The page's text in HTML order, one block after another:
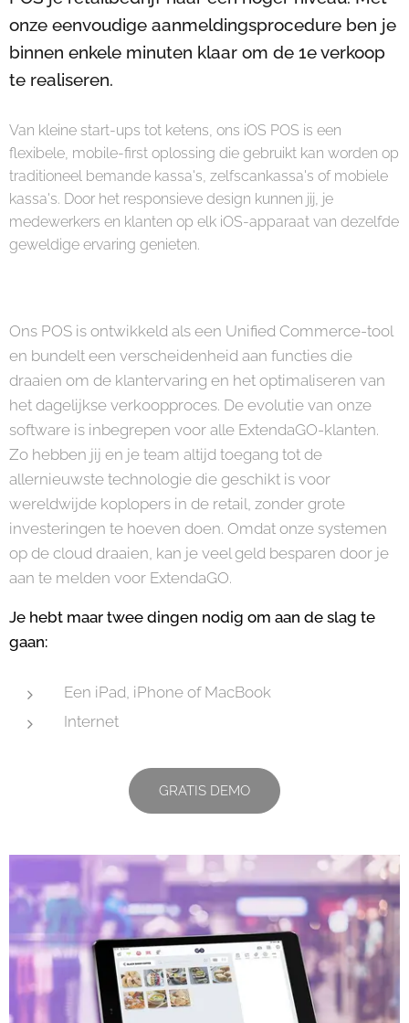
onze eenvoudige aanmeldingsprocedure ben je
binnen enkele minuten klaar om de 1e verkoop
te realiseren.
Van kleine start-ups tot ketens, ons iOS POS is een
flexibele, mobile-first oplossing die gebruikt kan worden op
traditioneel bemande kassa's, zelfscankassa's of mobiele
kassa's. Door het responsieve design kunnen jij, je
medewerkers en klanten op elk iOS-apparaat van dezelfde
geweldige ervaring genieten.
Ons POS is ontwikkeld als een Unified Commerce-tool
en bundelt een verscheidenheid aan functies die
draaien om de klantervaring en het optimaliseren van
het dagelijkse verkoopproces. De evolutie van onze
software is inbegrepen voor alle ExtendaGO-klanten.
Zo hebben jij en je team altijd toegang tot de
allernieuwste technologie die geschikt is voor
wereldwijde koplopers in de retail, zonder grote
investeringen te hoeven doen. Omdat onze systemen
op de cloud draaien, kan je veel geld besparen door je
aan te melden voor ExtendaGO.
Je hebt maar twee dingen nodig om aan de slag te
gaan:
Een iPad, iPhone of MacBook
Internet
GRATIS DEMO